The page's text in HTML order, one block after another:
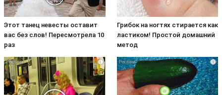
Этот танец невесты оставит
вас без слов! Пересмотрела 10
раз
Грибок на ногтях стирается как
ластиком! Простой домашний
метод
i i